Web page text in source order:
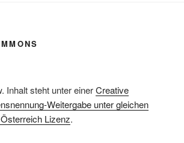
Inhalt steht unter einerCreative
Weitergabe unter gleichen
Lizenz.